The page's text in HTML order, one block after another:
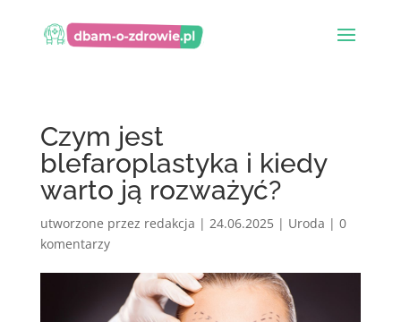
Czym jest
blefaroplastyka i kiedy
warto ją rozważyć?
utworzone przez redakcja | 24.06.2025| Uroda | 0
komentarzy